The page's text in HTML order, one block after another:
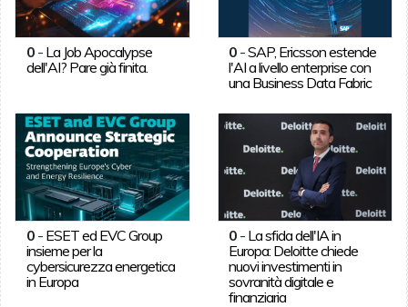
0- La Job Apocalypse
dell'AI? Pare già finita.
0 -SAP, Ericsson estende
l'AI a livello enterprise con
una Business Data Fabric
0- ESET ed EVC Group
insieme per la
cybersicurezza energetica
in Europa
0 - La sfida dell'IA in
Europa: Deloitte chiede
nuovi investimenti in
sovranità digitale e
finanziaria